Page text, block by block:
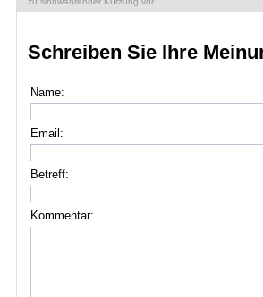
Schreiben Sie Ihre
Name:
Email:
Betreff:
Kommentar: